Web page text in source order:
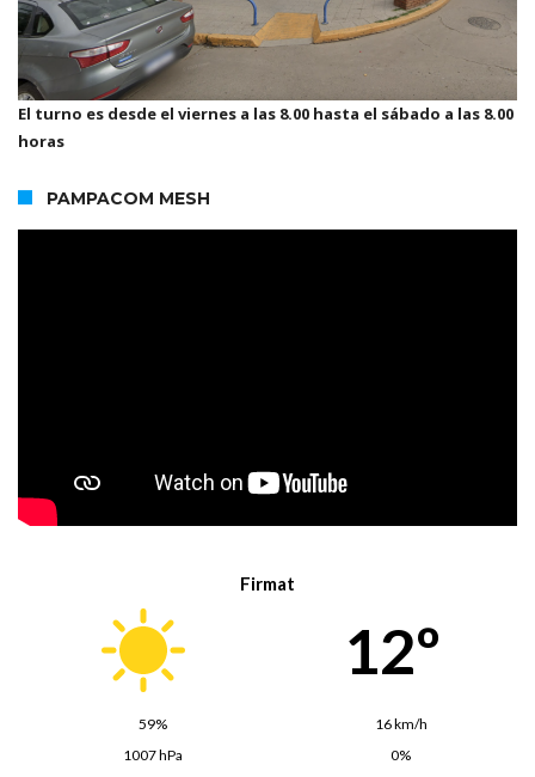
El turno es desde el viernes a las 8.00 hasta el sábado a las 8.00
horas
PAMPACOM MESH
Firmat
12º
59%
16 km/h
1007 hPa
0%